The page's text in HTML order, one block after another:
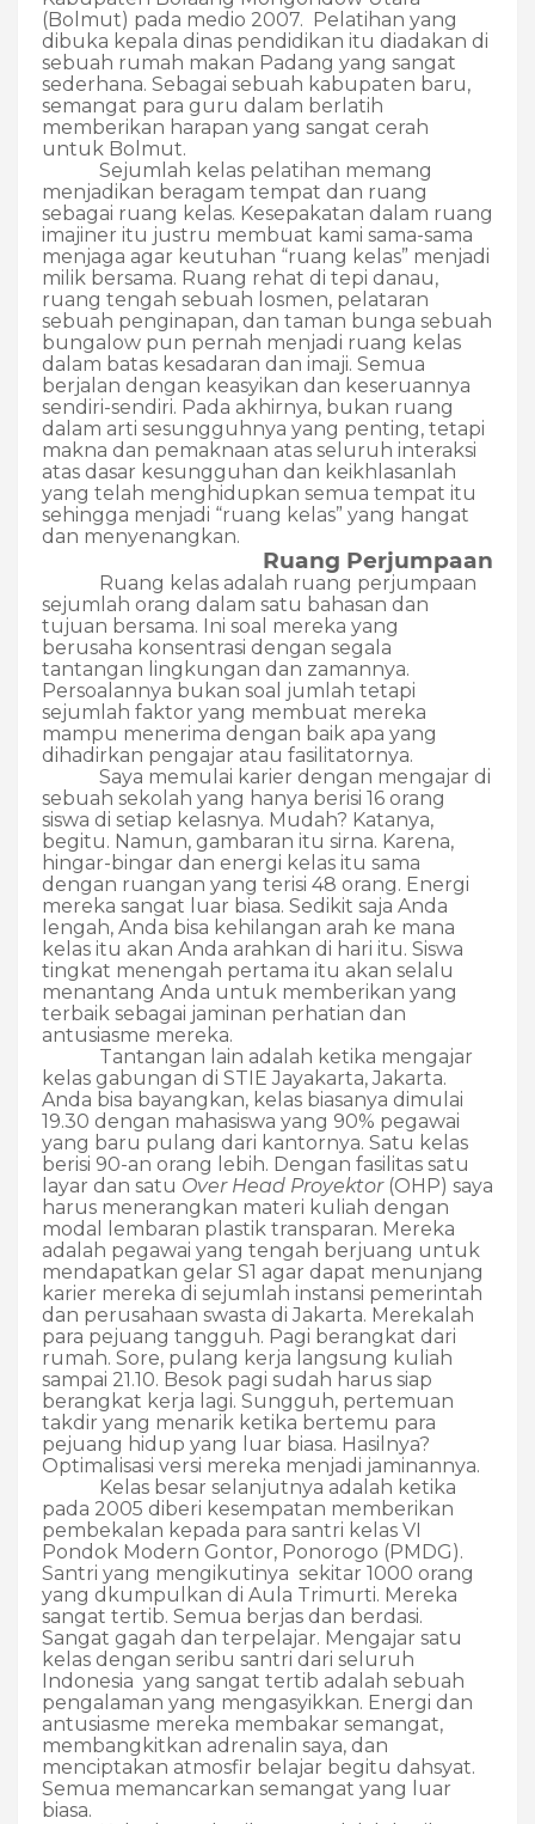
(Bolmut) pada medio 2007.
Pelatihan yang
dibuka kepala dinas pendidikan itu diadakan di
sebuah rumah makan Padang yang sangat
sederhana. Sebagai sebuah kabupaten baru,
semangat para guru dalam berlatih
memberikan harapan yang sangat cerah
untuk Bolmut.
Sejumlah kelas pelatihan memang
menjadikan beragam tempat dan ruang
sebagai ruang kelas. Kesepakatan dalam ruang
imajiner itu justru membuat kami sama-sama
menjaga agar keutuhan “ruang kelas” menjadi
milik bersama. Ruang rehat di tepi danau,
ruang tengah sebuah losmen, pelataran
sebuah penginapan, dan taman bunga sebuah
bungalow pun pernah menjadi ruang kelas
dalam batas kesadaran dan imaji. Semua
berjalan dengan keasyikan dan keseruannya
sendiri-sendiri. Pada akhirnya, bukan ruang
dalam arti sesungguhnya yang penting, tetapi
makna dan pemaknaan atas seluruh interaksi
atas dasar kesungguhan dan keikhlasanlah
yang telah menghidupkan semua tempat itu
sehingga menjadi “ruang kelas” yang hangat
dan menyenangkan.
Ruang Perjumpaan
Ruang kelas adalah ruang perjumpaan
sejumlah orang dalam satu bahasan dan
tujuan bersama. Ini soal mereka yang
berusaha konsentrasi dengan segala
tantangan lingkungan dan zamannya.
Persoalannya bukan soal jumlah tetapi
sejumlah faktor yang membuat mereka
mampu menerima dengan baik apa yang
dihadirkan pengajar atau fasilitatornya.
Saya memulai karier dengan mengajar di
sebuah sekolah yang hanya berisi 16 orang
siswa di setiap kelasnya. Mudah? Katanya,
begitu. Namun, gambaran itu sirna. Karena,
hingar-bingar dan energi kelas itu sama
dengan ruangan yang terisi 48 orang. Energi
mereka sangat luar biasa. Sedikit saja Anda
lengah, Anda bisa kehilangan arah ke mana
kelas itu akan Anda arahkan di hari itu. Siswa
tingkat menengah pertama itu akan selalu
menantang Anda untuk memberikan yang
terbaik sebagai jaminan perhatian dan
antusiasme mereka.
Tantangan lain adalah ketika mengajar
kelas gabungan di STIE Jayakarta, Jakarta.
Anda bisa bayangkan, kelas biasanya dimulai
19.30 dengan mahasiswa yang 90% pegawai
yang baru pulang dari kantornya. Satu kelas
berisi 90-an orang lebih. Dengan fasilitas satu
layar dan satu Over Head Proyektor(OHP) saya
harus menerangkan materi kuliah dengan
modal lembaran plastik transparan. Mereka
adalah pegawai yang tengah berjuang untuk
mendapatkan gelar S1 agar dapat menunjang
karier mereka di sejumlah instansi pemerintah
dan perusahaan swasta di Jakarta. Merekalah
para pejuang tangguh. Pagi berangkat dari
rumah. Sore, pulang kerja langsung kuliah
sampai 21.10. Besok pagi sudah harus siap
berangkat kerja lagi. Sungguh, pertemuan
takdir yang menarik ketika bertemu para
pejuang hidup yang luar biasa. Hasilnya?
Optimalisasi versi mereka menjadi jaminannya.
Kelas besar selanjutnya adalah ketika
pada 2005 diberi kesempatan memberikan
pembekalan kepada para santri kelas VI
Pondok Modern Gontor, Ponorogo (PMDG).
Santri yang mengikutinya sekitar 1000 orang
yang dkumpulkan di Aula Trimurti. Mereka
sangat tertib. Semua berjas dan berdasi.
Sangat gagah dan terpelajar. Mengajar satu
kelas dengan seribu santri dari seluruh
Indonesia yang sangat tertib adalah sebuah
pengalaman yang mengasyikkan. Energi dan
antusiasme mereka membakar semangat,
membangkitkan adrenalin saya, dan
menciptakan atmosfir belajar begitu dahsyat.
Semua memancarkan semangat yang luar
biasa.